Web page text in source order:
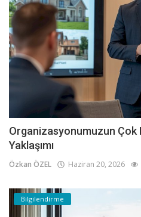
Organizasyonumuzun Çok
Yaklaşımı
Özkan ÖZEL Haziran 20, 2026
Bilgilendirme